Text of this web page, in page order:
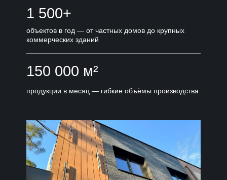
1 500+
объектов в год — от частных домов до крупных
коммерческих зданий
150 000 м²
продукции в месяц — гибкие объёмы производства